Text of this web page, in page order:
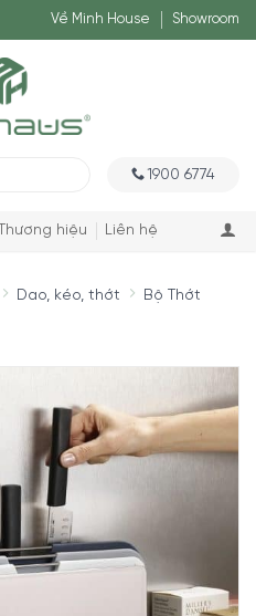
Về Minh House Showroom
1900 6774
Thương hiệu Liên hệ
Dao, kéo, thớt
Bộ Thớt